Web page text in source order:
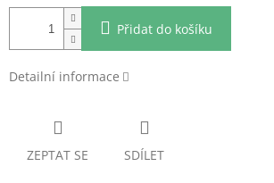
Přidat do košíku
Detailní informace
ZEPTAT SE SDÍLET